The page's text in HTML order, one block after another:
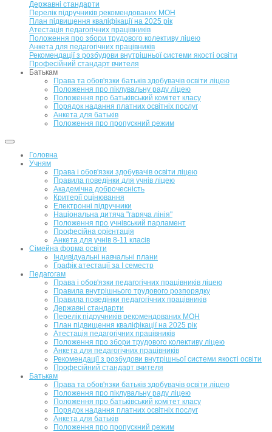
Державні стандарти
Перелік підручників рекомендованих МОН
План підвищення кваліфікації на 2025 рік
Атестація педагогічних працівників
Положення про збори трудового колективу ліцею
Анкета для педагогічних працівників
Рекомендації з розбудови внутрішньої системи якості освіти
Професійний стандарт вчителя
Батькам
Права та обов'язки батьків здобувачів освіти ліцею
Положення про піклувальну раду ліцею
Положення про батьківський комітет класу
Порядок надання платних освітніх послуг
Анкета для батьків
Положення про пропускний режим
Головна
Учням
Права і обов'язки здобувачів освіти ліцею
Правила поведінки для учнів ліцею
Академічна доброчесність
Критерії оцінювання
Електронні підручники
Національна дитяча "гаряча лінія"
Положення про учнівський парламент
Професійна орієнтація
Анкета для учнів 8-11 класів
Сімейна форма освіти
Індивідуальні навчальні плани
Графік атестації за І семестр
Педагогам
Права і обов'язки педагогічних працівників ліцею
Правила внутрішнього трудового розпорядку
Правила поведінки педагогічних працівників
Державні стандарти
Перелік підручників рекомендованих МОН
План підвищення кваліфікації на 2025 рік
Атестація педагогічних працівників
Положення про збори трудового колективу ліцею
Анкета для педагогічних працівників
Рекомендації з розбудови внутрішньої системи якості освіти
Професійний стандарт вчителя
Батькам
Права та обов'язки батьків здобувачів освіти ліцею
Положення про піклувальну раду ліцею
Положення про батьківський комітет класу
Порядок надання платних освітніх послуг
Анкета для батьків
Положення про пропускний режим